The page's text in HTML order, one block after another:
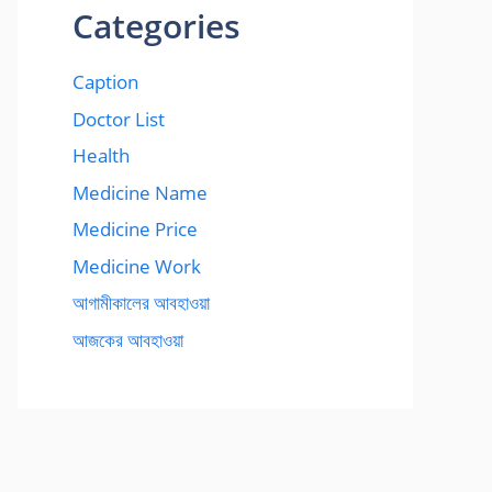
Categories
Caption
Doctor List
Health
Medicine Name
Medicine Price
Medicine Work
আগামীকালের আবহাওয়া
আজকের আবহাওয়া